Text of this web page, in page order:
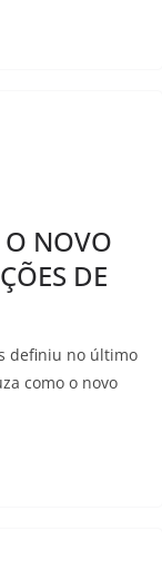
O NOVO
DE
definiu no último
como o novo